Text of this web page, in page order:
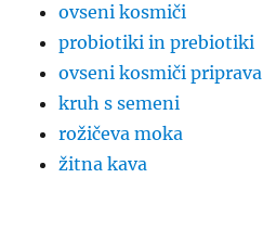
ovseni kosmiči
probiotiki in prebiotiki
ovseni kosmiči priprava
kruh s semeni
rožičeva moka
žitna kava